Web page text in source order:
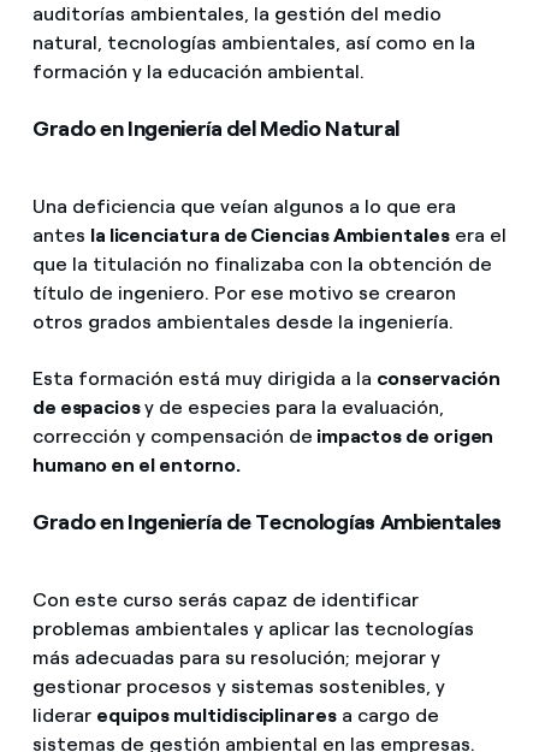
auditorías ambientales, la gestión del medio
natural, tecnologías ambientales, así como en la
formación y la educación ambiental.
Grado en Ingeniería del Medio Natural
Una deficiencia que veían algunos a lo que era
antes la licenciatura de Ciencias Ambientalesera el
que la titulación no finalizaba con la obtención de
título de ingeniero. Por ese motivo se crearon
otros grados ambientales desde la ingeniería.
Esta formación está muy dirigida a la conservación
de espaciosy de especies para la evaluación,
corrección y compensación de impactos de origen
humano en el entorno.
Grado en Ingeniería de Tecnologías Ambientales
Con este curso serás capaz de identificar
problemas ambientales y aplicar las tecnologías
más adecuadas para su resolución; mejorar y
gestionar procesos y sistemas sostenibles, y
liderar equipos multidisciplinaresa cargo de
sistemas de gestión ambiental en las empresas.